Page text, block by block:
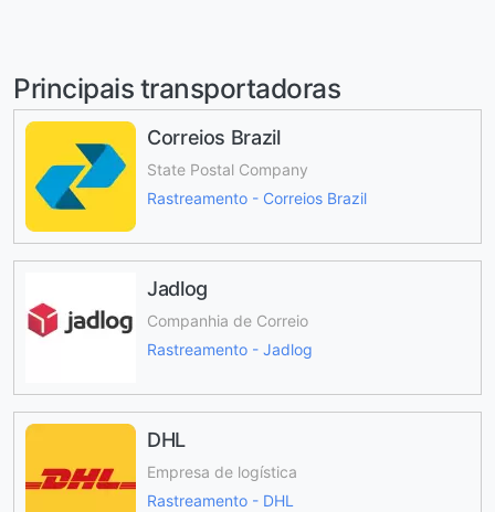
Principais transportadoras
Correios Brazil
State Postal Company
Rastreamento - Correios Brazil
Jadlog
Companhia de Correio
Rastreamento - Jadlog
DHL
Empresa de logística
Rastreamento - DHL